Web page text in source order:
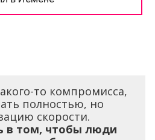
то компромисса,
полностью, но
скорости.
в том, чтобы люди